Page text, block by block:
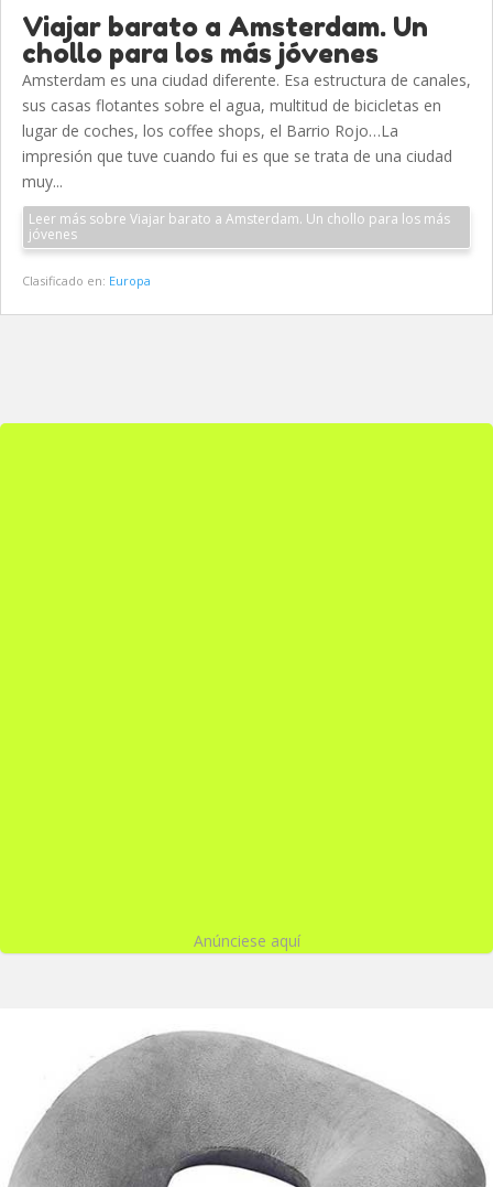
Viajar barato a Amsterdam. Un
chollo para los más jóvenes
Amsterdam es una ciudad diferente. Esa estructura de canales,
sus casas flotantes sobre el agua, multitud de bicicletas en
lugar de coches, los coffee shops, el Barrio Rojo…La
impresión que tuve cuando fui es que se trata de una ciudad
muy...
Leer más sobre Viajar barato a Amsterdam. Un chollo para los más
jóvenes
Clasificado en: Europa
Anúnciese aquí